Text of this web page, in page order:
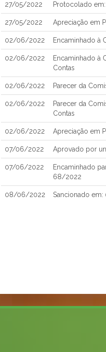
27/05/2022 Protocolado
27/05/2022 Apreciação em
02/06/2022 Encaminhado à
02/06/2022
Encaminhado à
Contas
02/06/2022 Parecer da
02/06/2022
Parecer da
Contas
02/06/2022 Apreciação em
07/06/2022 Aprovado por
07/06/2022
Encaminhado
68/2022
08/06/2022 Sancionado